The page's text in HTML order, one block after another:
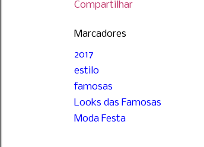
Compartilhar
Marcadores
2017
estilo
famosas
Looks das Famosas
Moda Festa